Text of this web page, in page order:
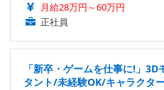
月給28万円～60万円
正社員
「新卒・ゲームを仕事に!」
タント/未経験OK/キャラクタ